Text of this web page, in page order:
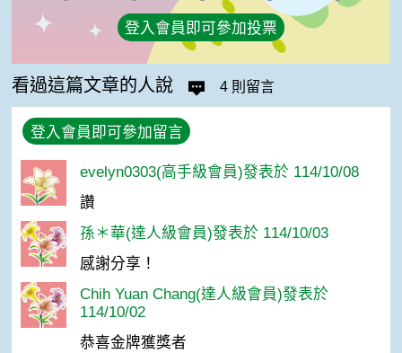
登入會員即可參加投票
看過這篇文章的人說 4 則留言
登入會員即可參加留言
evelyn0303(高手級會員)發表於 114/10/08
讚
孫＊華(達人級會員)發表於 114/10/03
感謝分享！
Chih Yuan Chang(達人級會員)發表於
114/10/02
恭喜金牌獲獎者